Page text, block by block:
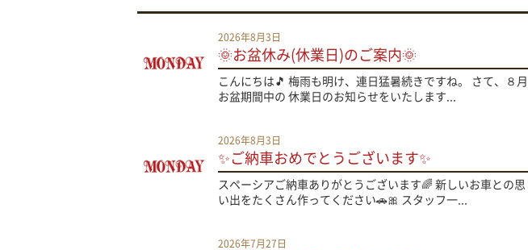
2026年8月3日
🌞お盆休み(休業日)のご案内🌞
こんにちは🎵 梅雨も明け、連日猛暑続きですね。 さて、８月
お盆期間中の 休業日のお知らせをいたします...
2026年8月3日
✨ご納車おめでとうございます✨
スペーシアご納車ありがとうございます🌈 新しいお車との思
い出をたくさん作ってください🚗🎀 スタッフ一...
2026年7月27日